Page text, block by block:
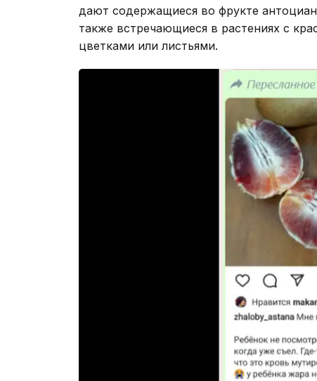
дают содержащиеся во фрукте
также встречающиеся в растениях с
цветками или листьями.